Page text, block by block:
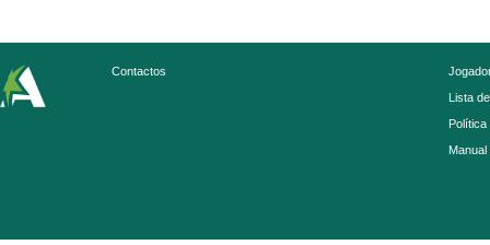
Contactos
Lista
Política